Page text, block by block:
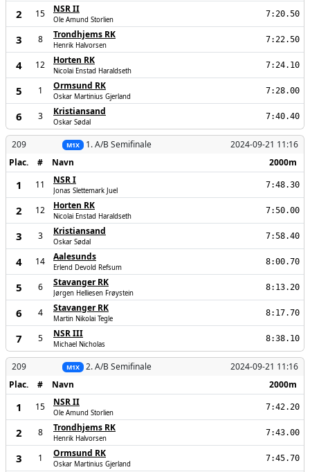
2 15 NSR II
Ole Amund Storlien
7:20.50
3 8 Trondhjems RK
Henrik Halvorsen
7:22.50
4 12 Horten RK
Nicolai Enstad Haraldseth
7:24.10
5 1 Ormsund RK
Oskar Martinius Gjerland
7:28.00
6 3 Kristiansand
Oskar Sødal
7:40.40
209 M1X 1. A/B Semifinale
2024-09-21 11:16
Plac.
# Navn 2000m
1 11 NSR I
Jonas Slettemark Juel
7:48.30
2 12 Horten RK
Nicolai Enstad Haraldseth
7:50.00
3 3 Kristiansand
Oskar Sødal
7:58.40
4 14 Aalesunds
Erlend Devold Refsum
8:00.70
5 6 Stavanger RK
Jørgen Helliesen Frøystein
8:13.20
6 4 Stavanger RK
Martin Nikolai Tegle
8:17.70
7 5 NSR III
Michael Nicholas
8:38.10
209 M1X 2. A/B Semifinale
2024-09-21 11:16
Plac.
# Navn 2000m
1 15 NSR II
Ole Amund Storlien
7:42.20
2 8 Trondhjems RK
Henrik Halvorsen
7:43.00
3 1 Ormsund RK
Oskar Martinius Gjerland
7:45.70